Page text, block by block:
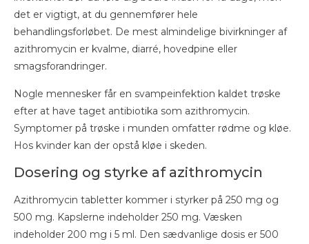
det er vigtigt, at du gennemfører hele
behandlingsforløbet. De mest almindelige bivirkninger af
azithromycin er kvalme, diarré, hovedpine eller
smagsforandringer.
Nogle mennesker får en svampeinfektion kaldet trøske
efter at have taget antibiotika som azithromycin.
Symptomer på trøske i munden omfatter rødme og kløe.
Hos kvinder kan der opstå kløe i skeden.
Dosering og styrke af azithromycin
Azithromycin tabletter kommer i styrker på 250 mg og
500 mg. Kapslerne indeholder 250 mg. Væsken
indeholder 200 mg i 5 ml. Den sædvanlige dosis er 500